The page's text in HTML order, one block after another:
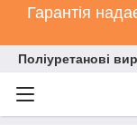
Гарантія
Поліуретанові